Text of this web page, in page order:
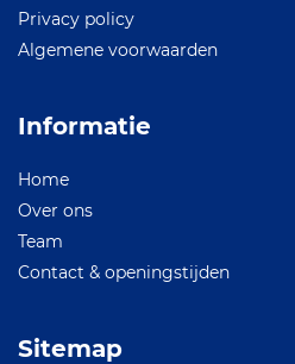
Privacy policy
Algemene voorwaarden
Informatie
Home
Over ons
Team
Contact & openingstijden
Sitemap